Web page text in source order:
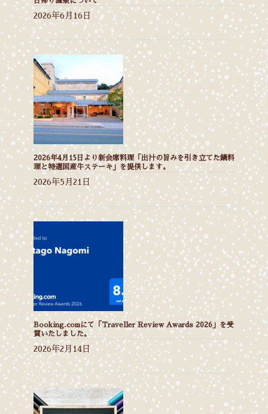
2026年6月16日
2026年4月15日より新会席料理「出汁の旨みを引き立てた鍋料
理と特選国産牛ステーキ」を提供します。
2026年5月21日
Booking.comにて「Traveller Review Awards 2026」を受
賞いたしました。
2026年2月14日